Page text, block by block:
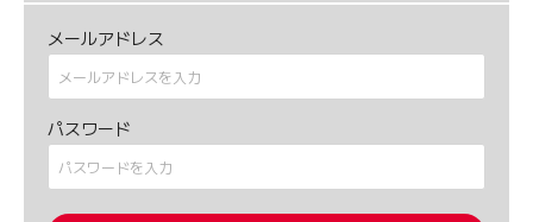
メールアドレス
パスワード